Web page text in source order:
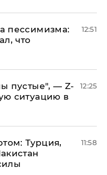
пессимизма:
что
12:51
пустые", — Z-
ситуацию в
12:25
Турция,
11:58